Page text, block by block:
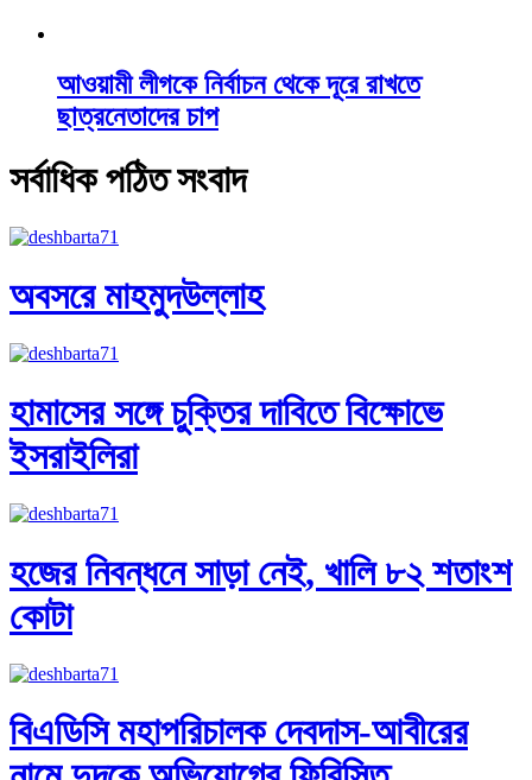
আওয়ামী লীগকে নির্বাচন থেকে দূরে রাখতে
ছাত্রনেতাদের চাপ
সর্বাধিক পঠিত সংবাদ
অবসরে মাহমুদউল্লাহ
হামাসের সঙ্গে চুক্তির দাবিতে বিক্ষোভে
ইসরাইলিরা
হজের নিবন্ধনে সাড়া নেই, খালি ৮২ শতাংশ
কোটা
বিএডিসি মহাপরিচালক দেবদাস-আবীরের